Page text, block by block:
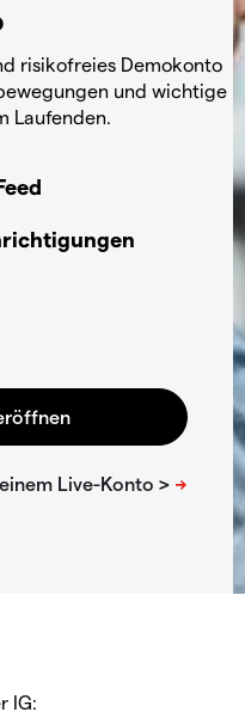
risikofreies Demokonto
und wichtige
Laufenden.
IG: